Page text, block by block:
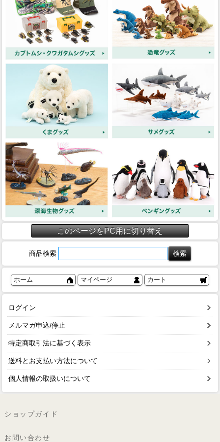
このページをPC用に切り替え
商品検索
ホーム マイページ カート
ログイン
メルマガ申込/停止
特定商取引法に基づく表示
送料とお支払い方法について
個人情報の取扱いについて
ショップガイド
お問い合わせ